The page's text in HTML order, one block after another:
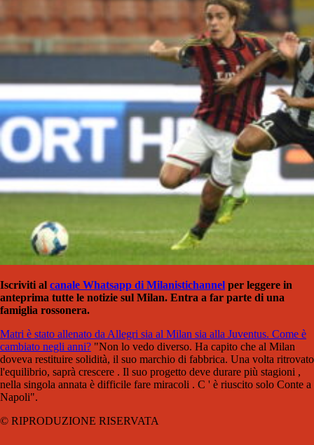
Iscriviti al canale Whatsapp di Milanistichannel per leggere in
anteprima tutte le notizie sul Milan. Entra a far parte di una
famiglia rossonera.
Matri è stato allenato da Allegri sia al Milan sia alla Juventus. Come è
cambiato negli anni? "Non lo vedo diverso. Ha capito che al Milan
doveva restituire solidità, il suo marchio di fabbrica. Una volta ritrovato
l'equilibrio, saprà crescere . Il suo progetto deve durare più stagioni ,
nella singola annata è difficile fare miracoli . C ' è riuscito solo Conte a
Napoli".
© RIPRODUZIONE RISERVATA